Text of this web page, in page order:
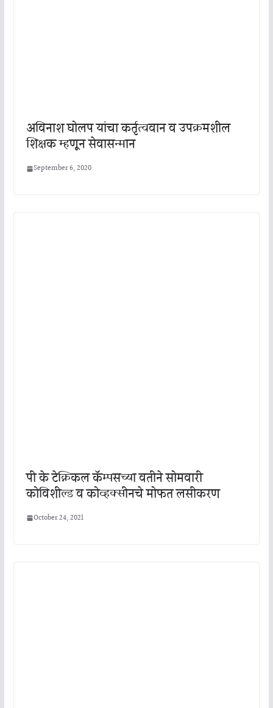
अविनाश घोलप यांचा कर्तृत्ववान व उपक्रमशील
शिक्षक म्हणून सेवासन्मान
September 6, 2020
पी के टेक्निकल कॅम्पसच्या वतीने सोमवारी
कोविशील्ड व कोव्हक्सीनचे मोफत लसीकरण
October 24, 2021